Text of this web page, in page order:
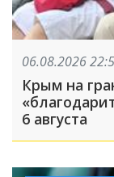
06.08.2026
Крым на
6 августа